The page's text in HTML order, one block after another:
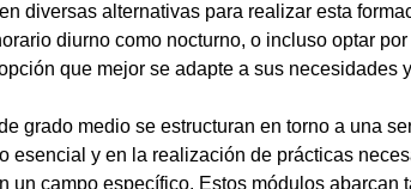
diversas alternativas para realizar esta
diurno como nocturno, o incluso optar
que mejor se adapte a sus necesidades
grado medio se estructuran en torno a una
esencial y en la realización de prácticas
un campo específico. Estos módulos